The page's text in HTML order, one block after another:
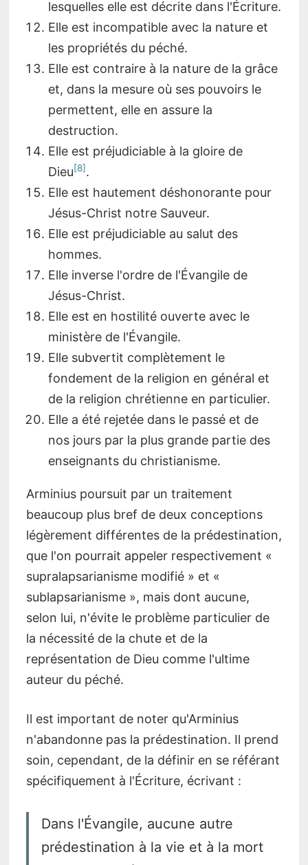
lesquelles elle est décrite dans l'Écriture.
Elle est incompatible avec la nature et
les propriétés du péché.
Elle est contraire à la nature de la grâce
et, dans la mesure où ses pouvoirs le
permettent, elle en assure la
destruction.
Elle est préjudiciable à la gloire de
Dieu 8 .
Elle est hautement déshonorante pour
Jésus-Christ notre Sauveur.
Elle est préjudiciable au salut des
hommes.
Elle inverse l'ordre de l'Évangile de
Jésus-Christ.
Elle est en hostilité ouverte avec le
ministère de l'Évangile.
Elle subvertit complètement le
fondement de la religion en général et
de la religion chrétienne en particulier.
Elle a été rejetée dans le passé et de
nos jours par la plus grande partie des
enseignants du christianisme.
Arminius poursuit par un traitement
beaucoup plus bref de deux conceptions
légèrement différentes de la prédestination,
que l'on pourrait appeler respectivement «
supralapsarianisme modifié » et «
sublapsarianisme », mais dont aucune,
selon lui, n'évite le problème particulier de
la nécessité de la chute et de la
représentation de Dieu comme l'ultime
auteur du péché.
Il est important de noter qu'Arminius
n'abandonne pas la prédestination. Il prend
soin, cependant, de la définir en se référant
spécifiquement à l'Écriture, écrivant :
Dans l'Évangile, aucune autre
prédestination à la vie et à la mort